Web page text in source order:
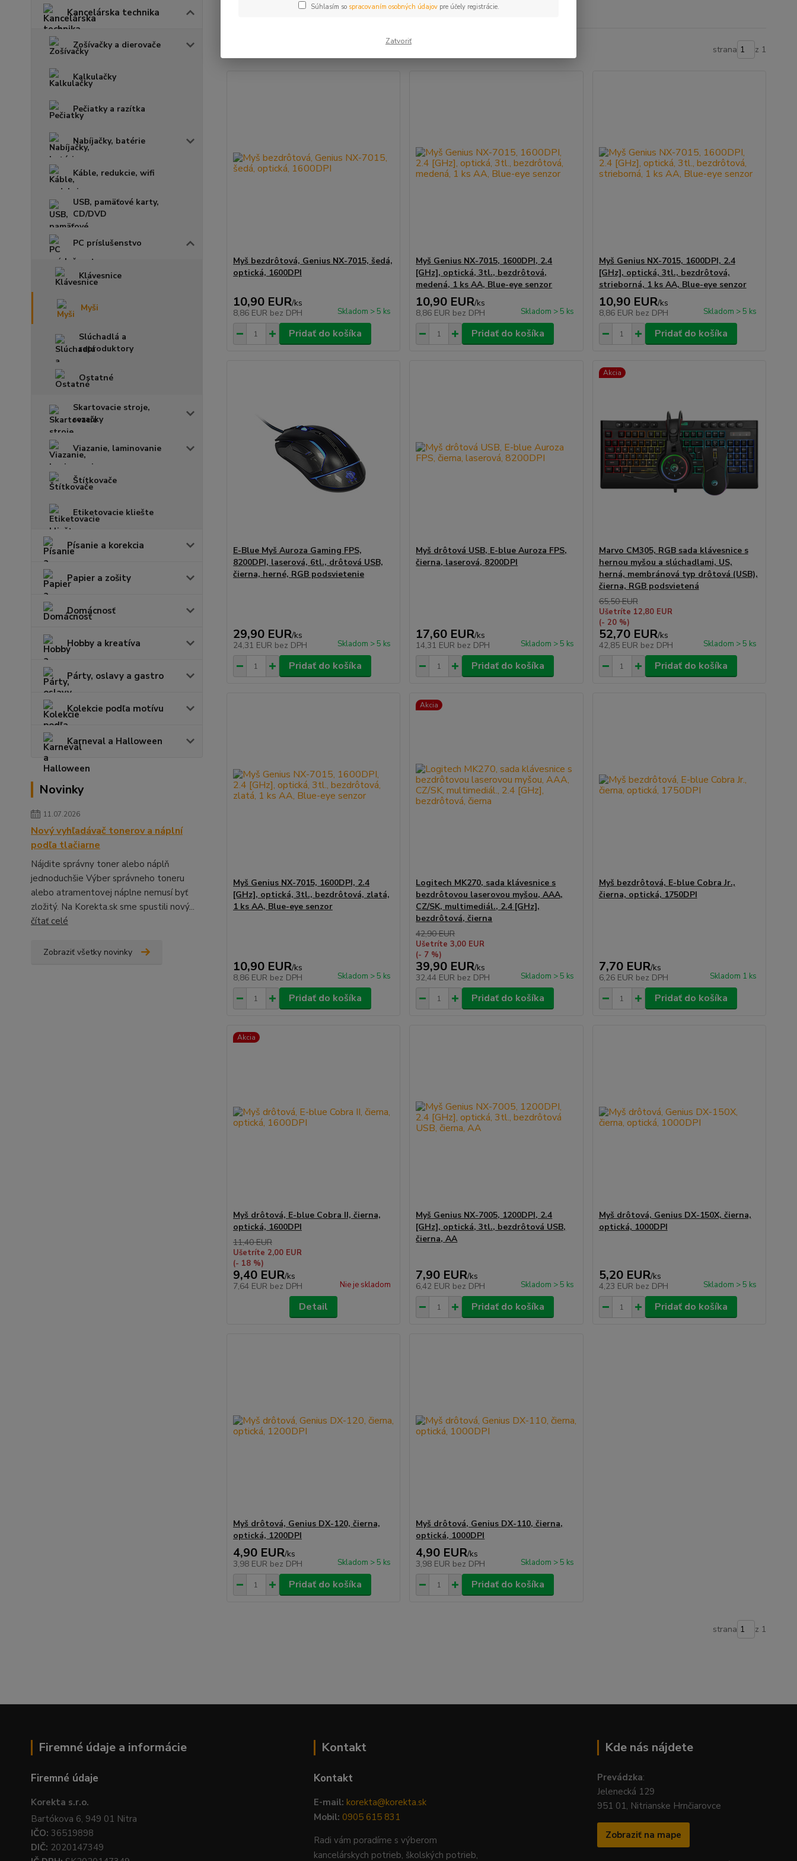
Kancelárska technika
Zošívačky a dierovače
Kalkulačky
Pečiatky a razítka
Nabíjačky, batérie
Káble, redukcie, wifi
USB, pamäťové karty,
CD/DVD
PC príslušenstvo
Klávesnice
Myši
Slúchadlá a
reproduktory
Ostatné
Skartovacie stroje,
rezačky
Viazanie, laminovanie
Štítkovače
Etiketovacie kliešte
Písanie a korekcia
Papier a zošity
Domácnosť
Hobby a kreatíva
Párty, oslavy a gastro
Kolekcie podľa motívu
Karneval a Halloween
Novinky
11.07.2026
Nový vyhľadávač tonerov a náplní
podľa tlačiarne
Nájdite správny toner alebo náplň
jednoduchšie Výber správneho toneru
alebo atramentovej náplne nemusí byť
zložitý. Na Korekta.sk sme spustili nový...
čítať celé
Zobraziť všetky novinky
strana z 1
Myš bezdrôtová, Genius NX-7015, šedá,
optická, 1600DPI
10,90 EUR/ks
8,86 EUR bez DPH Skladom > 5 ks
Pridať do košíka
Myš Genius NX-7015, 1600DPI, 2.4
[GHz], optická, 3tl., bezdrôtová,
medená, 1 ks AA, Blue-eye senzor
10,90 EUR/ks
8,86 EUR bez DPH Skladom > 5 ks
Pridať do košíka
Myš Genius NX-7015, 1600DPI, 2.4
[GHz], optická, 3tl., bezdrôtová,
strieborná, 1 ks AA, Blue-eye senzor
10,90 EUR/ks
8,86 EUR bez DPH Skladom > 5 ks
Pridať do košíka
E-Blue Myš Auroza Gaming FPS,
8200DPI, laserová, 6tl., drôtová USB,
čierna, herné, RGB podsvietenie
29,90 EUR/ks
24,31 EUR bez DPH Skladom > 5 ks
Pridať do košíka
Myš drôtová USB, E-blue Auroza FPS,
čierna, laserová, 8200DPI
17,60 EUR/ks
14,31 EUR bez DPH Skladom > 5 ks
Pridať do košíka
Akcia
Marvo CM305, RGB sada klávesnice s
hernou myšou a slúchadlami, US,
herná, membránová typ drôtová (USB),
čierna, RGB podsvietená
65,50 EUR
Ušetríte 12,80 EUR
(- 20 %)
52,70 EUR/ks
42,85 EUR bez DPH Skladom > 5 ks
Pridať do košíka
Myš Genius NX-7015, 1600DPI, 2.4
[GHz], optická, 3tl., bezdrôtová, zlatá,
1 ks AA, Blue-eye senzor
10,90 EUR/ks
8,86 EUR bez DPH Skladom > 5 ks
Pridať do košíka
Akcia
Logitech MK270, sada klávesnice s
bezdrôtovou laserovou myšou, AAA,
CZ/SK, multimediál., 2.4 [GHz],
bezdrôtová, čierna
42,90 EUR
Ušetríte 3,00 EUR
(- 7 %)
39,90 EUR/ks
32,44 EUR bez DPH Skladom > 5 ks
Pridať do košíka
Myš bezdrôtová, E-blue Cobra Jr.,
čierna, optická, 1750DPI
7,70 EUR/ks
6,26 EUR bez DPH Skladom 1 ks
Pridať do košíka
Akcia
Myš drôtová, E-blue Cobra II, čierna,
optická, 1600DPI
11,40 EUR
Ušetríte 2,00 EUR
(- 18 %)
9,40 EUR/ks
7,64 EUR bez DPH Nie je skladom
Detail
Myš Genius NX-7005, 1200DPI, 2.4
[GHz], optická, 3tl., bezdrôtová USB,
čierna, AA
7,90 EUR/ks
6,42 EUR bez DPH Skladom > 5 ks
Pridať do košíka
Myš drôtová, Genius DX-150X, čierna,
optická, 1000DPI
5,20 EUR/ks
4,23 EUR bez DPH Skladom > 5 ks
Pridať do košíka
Myš drôtová, Genius DX-120, čierna,
optická, 1200DPI
4,90 EUR/ks
3,98 EUR bez DPH Skladom > 5 ks
Pridať do košíka
Myš drôtová, Genius DX-110, čierna,
optická, 1000DPI
4,90 EUR/ks
3,98 EUR bez DPH Skladom > 5 ks
Pridať do košíka
strana z 1
Firemné údaje a informácie
Firemné údaje
Korekta s.r.o.
Bartókova 6, 949 01 Nitra
IČO: 36519898
DIČ: 2020147349
Kontakt
Kontakt
E-mail: korekta@korekta.sk
Mobil: 0905 615 831
Radi vám poradíme s výberom
kancelárskych potrieb, školských potrieb,
Kde nás nájdete
Prevádzka:
Jelenecká 129
951 01, Nitrianske Hrnčiarovce
Zobraziť na mape
Súhlasím so spracovaním osobných údajovpre účely registrácie.
Zatvoriť